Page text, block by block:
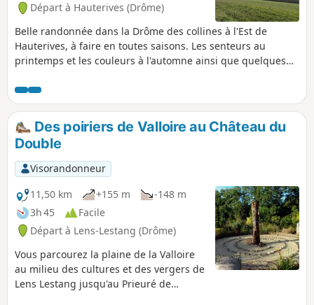
Départ à Hauterives (Drôme)
Belle randonnée dans la Drôme des collines à l'Est de
Hauterives, à faire en toutes saisons. Les senteurs au
printemps et les couleurs à l'automne ainsi que quelques
LES RANDONNEURS (SES) QUI PARCOURENT MES
RANDONNEES vous pouvez mettre des photos en indiquant
l'emplacement sur le circuit.
Des poiriers de Valloire au Château du
Double
Visorandonneur
11,50 km
+155 m
-148 m
3h 45
Facile
Départ à Lens-Lestang (Drôme)
Vous parcourez la plaine de la Valloire
au milieu des cultures et des vergers de
Lens Lestang jusqu'au Prieuré de